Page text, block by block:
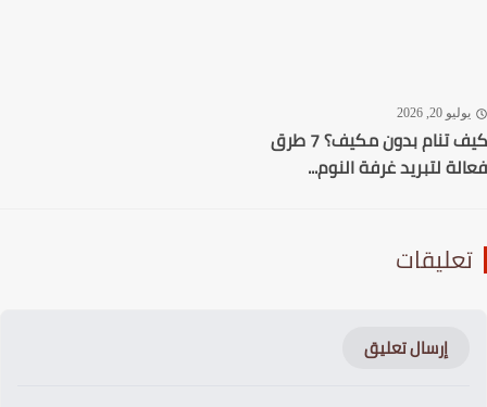
20, 2026
كيف تنام بدون مكيف؟ 7 طرق
لتبريد غرفة النوم...
إرسال تعليق